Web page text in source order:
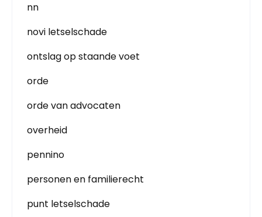
nn
novi letselschade
ontslag op staande voet
orde
orde van advocaten
overheid
pennino
personen en familierecht
punt letselschade